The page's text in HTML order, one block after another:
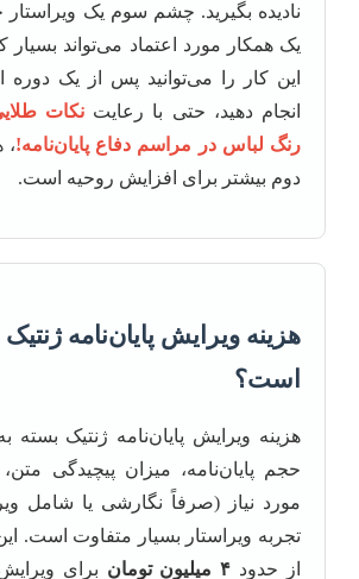
نادیده بگیرید. چشم سوم یک
یک همکار مورد اعتماد می‌تواند بسیار
این کار را می‌توانید پس از یک
انجام دهید، حتی با رعایتنکات
رنگ لباس در مراسم دفاع پایان‌نامه!،
دوم بیشتر برای افزایش روحیه است.
هزینه ویرایش پایان‌نامه
است؟
هزینه ویرایش پایان‌نامه ژنتیک بسته
حجم پایان‌نامه، میزان پیچیدگی
مورد نیاز (صرفاً نگارشی یا شامل
تجربه ویراستار بسیار متفاوت است.
از حدود ۴ میلیون تومان برای